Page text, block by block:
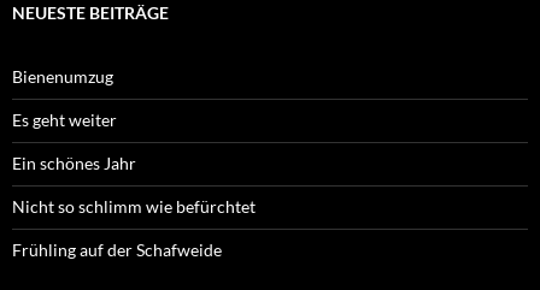
NEUESTE BEITRÄGE
Bienenumzug
Es geht weiter
Ein schönes Jahr
Nicht so schlimm wie befürchtet
Frühling auf der Schafweide